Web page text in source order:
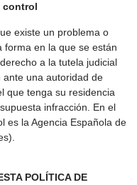
control
existe un problema o
forma en la que se están
a la tutela judicial
una autoridad de
que tenga su residencia
infracción. En el
es la Agencia Española de
POLÍTICA DE